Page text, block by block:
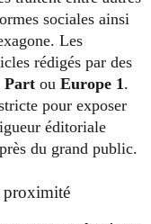
sociales ainsi
Les
rédigés par des
Part ou Europe 1 .
pour exposer
éditoriale
du grand public.
proximité